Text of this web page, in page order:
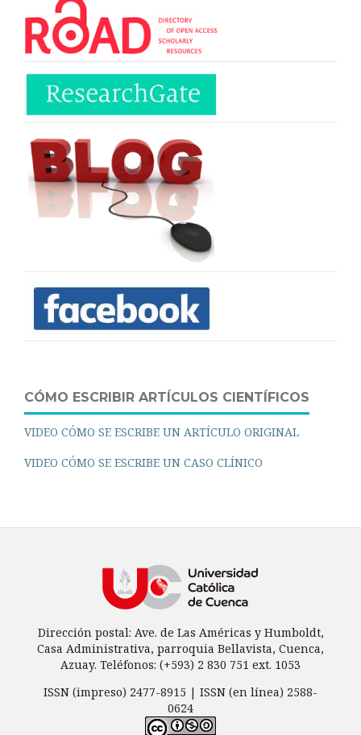
CÓMO ESCRIBIR ARTÍCULOS CIENTÍFICOS
VIDEO CÓMO SE ESCRIBE UN ARTÍCULO ORIGINAL
VIDEO CÓMO SE ESCRIBE UN CASO CLÍNICO
Dirección postal: Ave. de Las Américas y Humboldt,
Casa Administrativa, parroquia Bellavista, Cuenca,
Azuay. Teléfonos: (+593) 2 830 751 ext. 1053
ISSN (impreso) 2477-8915 | ISSN (en línea) 2588-
0624